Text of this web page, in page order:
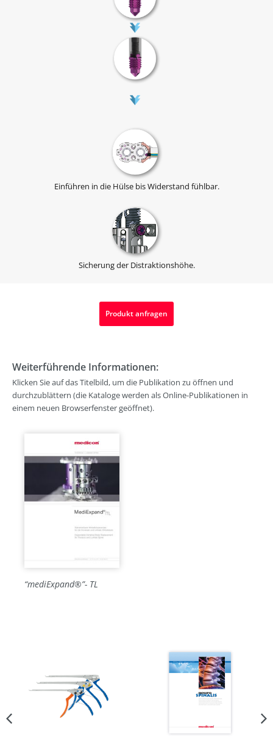
Einführen in die Hülse bis Widerstand fühlbar.
Sicherung der Distraktionshöhe.
Produkt anfragen
Weiterführende Informationen:
Klicken Sie auf das Titelbild, um die Publikation zu öffnen und
durchzublättern (die Kataloge werden als Online-Publikationen in
einem neuen Browserfenster geöffnet).
“mediExpand®”- TL